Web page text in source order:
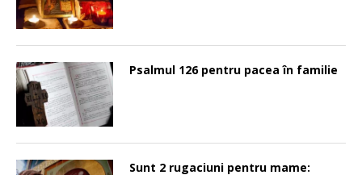
Psalmul 126 pentru pacea în familie
Sunt 2 rugaciuni pentru mame: